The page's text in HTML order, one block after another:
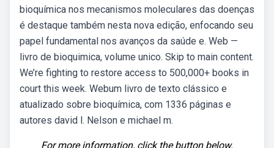
bioquímica nos mecanismos moleculares das doenças
é destaque também nesta nova edição, enfocando seu
papel fundamental nos avanços da saúde e. Web —
livro de bioquimica, volume unico. Skip to main content.
We’re fighting to restore access to 500,000+ books in
court this week. Webum livro de texto clássico e
atualizado sobre bioquímica, com 1336 páginas e
autores david l. Nelson e michael m.
For more information, click the button below.